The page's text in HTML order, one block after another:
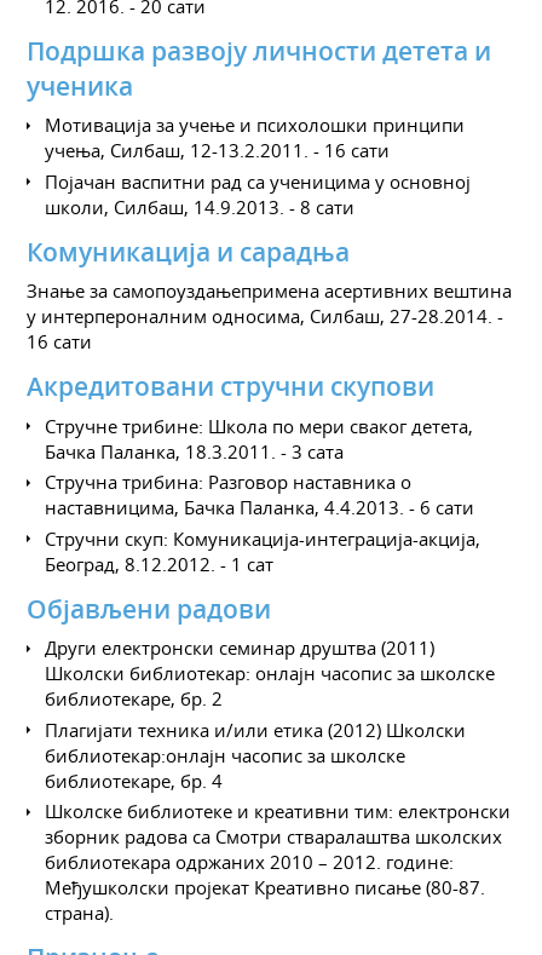
12. 2016. - 20 сати
Подршка развоју личности детета и
ученика
Мотивација за учење и психолошки принципи
учења, Силбаш, 12-13.2.2011. - 16 сати
Појачан васпитни рад са ученицима у основној
школи, Силбаш, 14.9.2013. - 8 сати
Комуникација и сарадња
Знање за самопоуздањепримена асертивних вештина
у интерпероналним односима, Силбаш, 27-28.2014. -
16 сати
Акредитовани стручни скупови
Стручне трибине: Школа по мери сваког детета,
Бачка Паланка, 18.3.2011. - 3 сата
Стручна трибина: Разговор наставника о
наставницима, Бачка Паланка, 4.4.2013. - 6 сати
Стручни скуп: Комуникација-интеграција-акција,
Београд, 8.12.2012. - 1 сат
Објављени радови
Други електронски семинар друштва (2011)
Школски библиотекар: онлајн часопис за школске
библиотекаре, бр. 2
Плагијати техника и/или етика (2012) Школски
библиотекар:онлајн часопис за школске
библиотекаре, бр. 4
Школске библиотеке и креативни тим: електронски
зборник радова са Смотри стваралаштва школских
библиотекара одржаних 2010 – 2012. године:
Међушколски пројекат Креативно писање (80-87.
страна).